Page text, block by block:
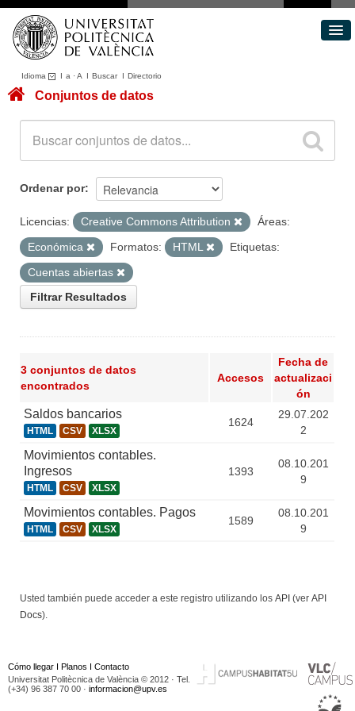
Idioma I a ·A I BuscarI Directorio
Conjuntos de datos
Acerca de
Portal de Transparencia
Conjuntos de datos
Ordenar por
Licencias: Creative Commons Attribution
Áreas:
Económica
Formatos: HTML
Etiquetas:
Cuentas abiertas
Filtrar Resultados
3 conjuntos de datos
encontrados
Accesos
Fecha de
actualizaci
ón
Saldos bancarios
HTML CSV XLSX
1624
29.07.202
2
Movimientos contables.
Ingresos
HTML CSV XLSX
1393
08.10.201
9
Movimientos contables. Pagos
HTML CSV XLSX
1589
08.10.201
9
Usted también puede acceder a este registro utilizando los API (ver API
Docs).
Cómo llegar I Planos I Contacto
Universitat Politècnica de València © 2012 · Tel.
(+34) 96 387 70 00 · informacion@upv.es